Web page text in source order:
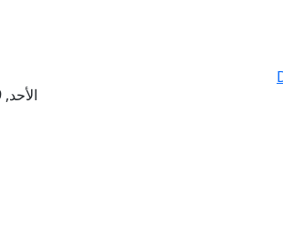
الأحد, 09 أغسطس 2026 – 26 صفر 1448 هـ